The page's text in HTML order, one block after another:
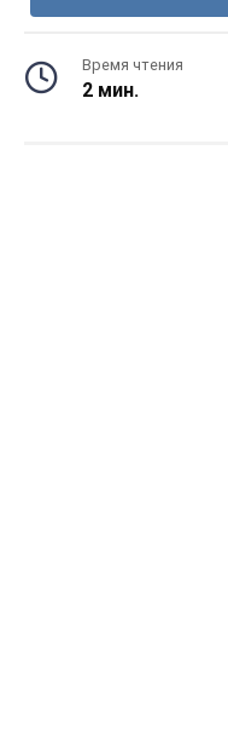
Время чтения
2 мин.